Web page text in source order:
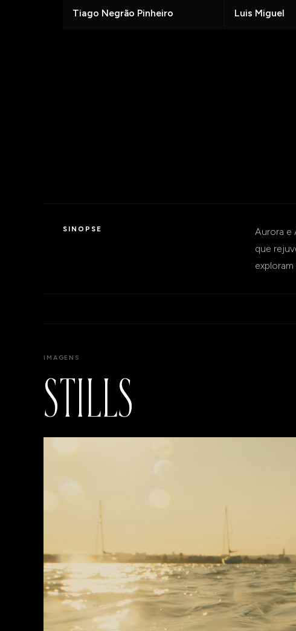
Tiago Negrão Pinheiro Luis Miguel
SINOPSE
Aurora e
que
IMAGENS
STILLS